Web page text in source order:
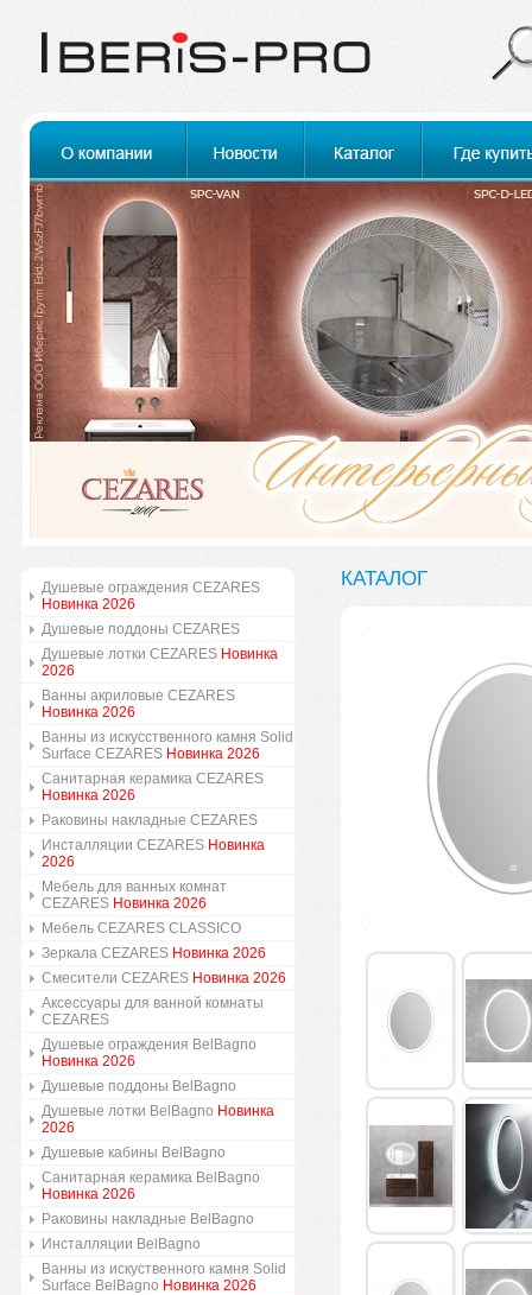
Душевые ограждения CEZARES
Новинка 2026
Душевые поддоны CEZARES
Душевые лотки CEZARES Новинка
2026
Ванны акриловые CEZARES
Новинка 2026
Ванны из искусственного камня Solid
Surface CEZARES Новинка 2026
Санитарная керамика CEZARES
Новинка 2026
Раковины накладные CEZARES
Инсталляции CEZARES Новинка
2026
Мебель для ванных комнат
CEZARES Новинка 2026
Мебель CEZARES CLASSICO
Зеркала CEZARES Новинка 2026
Смесители CEZARES Новинка 2026
Аксессуары для ванной комнаты
CEZARES
Душевые ограждения BelBagno
Новинка 2026
Душевые поддоны BelBagno
Душевые лотки BelBagno Новинка
2026
Душевые кабины BelBagno
Санитарная керамика BelBagno
Новинка 2026
Раковины накладные BelBagno
Инсталляции BelBagno
Ванны из искуственного камня Solid
Surface BelBagno Новинка 2026
КАТАЛОГ